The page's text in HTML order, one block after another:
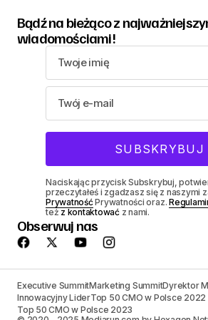
Bądź na bieżąco z
wiadomościami!
Naciskając przycisk Subskrybuj,
przeczytałeś i zgadzasz się z naszymi
PrywatnośćPrywatności oraz.
też z kontaktowaćz nami.
Obserwuj nas
Executive SummitMarketing SummitDyrektor
Innowacyjny LiderTop 50 CMO w Polsce 2022
Top 50 CMO w Polsce 2023